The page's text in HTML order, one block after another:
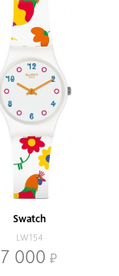
Swatch
LW154
7 000